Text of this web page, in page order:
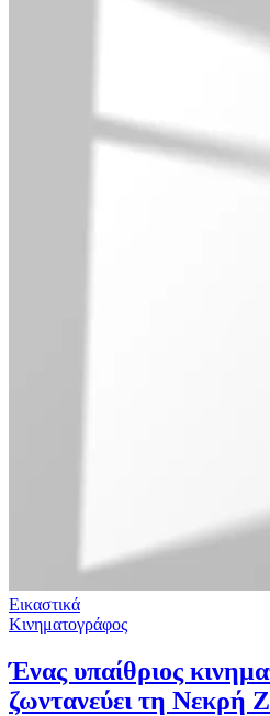
Εικαστικά
Κινηματογράφος
Ένας υπαίθριος
ζωντανεύει τη Νεκρή